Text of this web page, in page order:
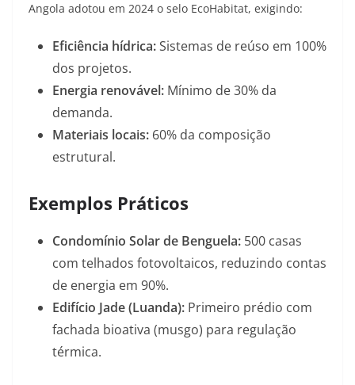
Angola adotou em 2024 o selo EcoHabitat, exigindo:
Eficiência hídrica:Sistemas de reúso em 100%
dos projetos.
Energia renovável: Mínimo de 30% da
demanda.
Materiais locais: 60% da composição
estrutural.
Exemplos Práticos
Condomínio Solar de Benguela: 500 casas
com telhados fotovoltaicos, reduzindo contas
de energia em 90%.
Edifício Jade (Luanda): Primeiro prédio com
fachada bioativa (musgo) para regulação
térmica.